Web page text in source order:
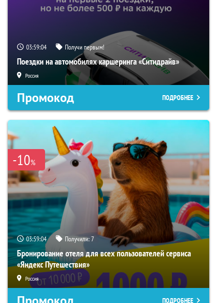
03:59:03 Получи первым!
Поездки на автомобилях каршеринга «Ситидрайв»
Россия
Промокод ПОДРОБНЕЕ
-10%
03:59:03 Получили:7
Бронирование отеля для всех пользователей сервиса
«Яндекс Путешествия»
Россия
ПОДРОБНЕЕ